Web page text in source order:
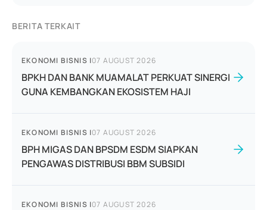
BERITA TERKAIT
EKONOMI BISNIS |07 AUGUST 2026
BPKH DAN BANK MUAMALAT PERKUAT SINERGI
GUNA KEMBANGKAN EKOSISTEM HAJI
EKONOMI BISNIS |07 AUGUST 2026
BPH MIGAS DAN BPSDM ESDM SIAPKAN
PENGAWAS DISTRIBUSI BBM SUBSIDI
EKONOMI BISNIS |07 AUGUST 2026